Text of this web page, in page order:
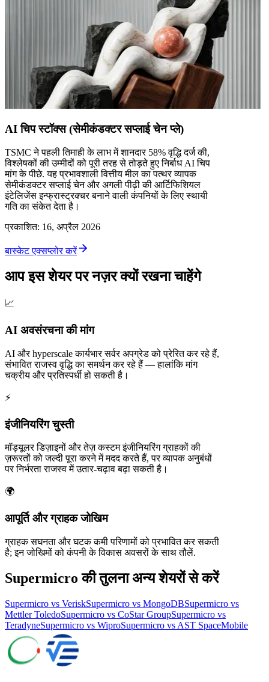
AI चिप स्टॉक्स (सेमीकंडक्टर सप्लाई चेन प्ले)
TSMC ने पहली तिमाही के लाभ में शानदार 58% वृद्धि दर्ज की,
विश्लेषकों की उम्मीदों को पूरी तरह से तोड़ते हुए निर्बाध AI चिप
मांग के पीछे. यह प्रभावशाली वित्तीय मील का पत्थर व्यापक
सेमीकंडक्टर सप्लाई चेन और अगली पीढ़ी की आर्टिफिशियल
इंटेलिजेंस इन्फ्रास्ट्रक्चर बनाने वाली कंपनियों के लिए स्थायी
गति का संकेत देता है।
प्रकाशित: 16, अप्रैल 2026
बास्केट एक्सप्लोर करें
आप इस शेयर पर नज़र क्यों रखना चाहेंगे
📈
AI अवसंरचना की मांग
AI और hyperscale कार्यभार सर्वर अपग्रेड को प्रेरित कर रहे हैं,
संभावित राजस्व वृद्धि का समर्थन कर रहे हैं — हालांकि मांग
चक्रीय और प्रतिस्पर्धी हो सकती है।
⚡
इंजीनियरिंग चुस्ती
मॉड्यूलर डिज़ाइनों और तेज़ कस्टम इंजीनियरिंग ग्राहकों की
ज़रूरतों को जल्दी पूरा करने में मदद करते हैं, पर व्यापक अनुबंधों
पर निर्भरता राजस्व में उतार-चढ़ाव बढ़ा सकती है।
🌍
आपूर्ति और ग्राहक जोखिम
ग्राहक सघनता और घटक कमी परिणामों को प्रभावित कर सकती
है; इन जोखिमों को कंपनी के विकास अवसरों के साथ तौलें.
Supermicro की तुलना अन्य शेयरों से करें
Supermicro vs VeriskSupermicro vs MongoDBSupermicro vs
Mettler ToledoSupermicro vs CoStar GroupSupermicro vs
TeradyneSupermicro vs WiproSupermicro vs AST SpaceMobile